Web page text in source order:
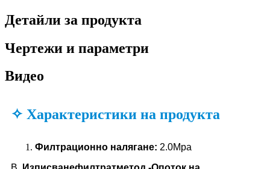
Детайли за продукта
Чертежи и параметри
Видео
✧ Характеристики на продукта
Филтрационно налягане: 2.0Mpa